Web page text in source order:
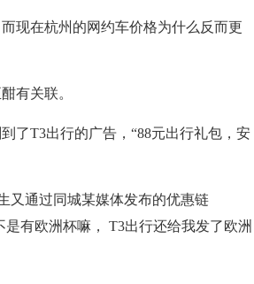
在杭州的网约车价格为什么反而更
有关联。
T3出行的广告，“88元出行礼包，安
通过同城某媒体发布的优惠链
有欧洲杯嘛， T3出行还给我发了欧洲